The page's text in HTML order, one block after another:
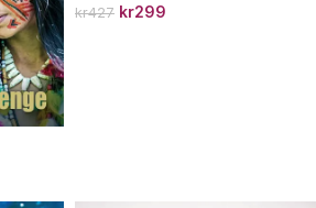
kr427 kr299